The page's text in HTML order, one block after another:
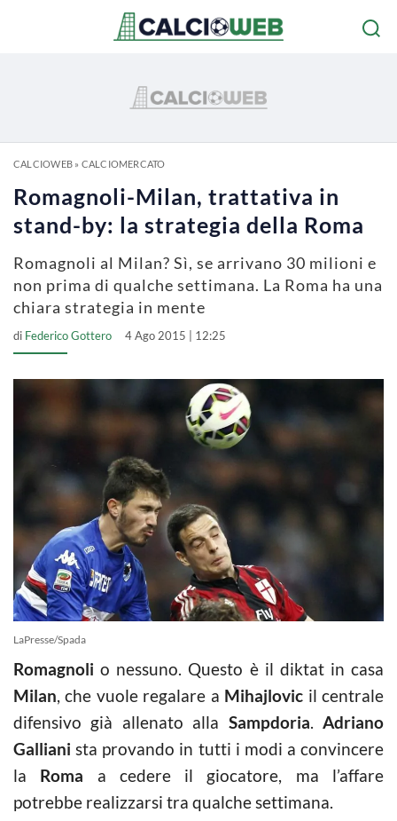
CALCIOWEB» CALCIOMERCATO
Romagnoli-Milan, trattativa in
stand-by: la strategia della Roma
Romagnoli al Milan? Sì, se arrivano 30 milioni e
non prima di qualche settimana. La Roma ha una
chiara strategia in mente
di Federico Gottero 4 Ago 2015 | 12:25
LaPresse/Spada
Romagnoli o nessuno. Questo è il diktat in casa
Milan, che vuole regalare a Mihajlovic il centrale
difensivo già allenato alla Sampdoria.Adriano
Galliani sta provando in tutti i modi a convincere
la Roma a cedere il giocatore, ma l’affare
potrebbe realizzarsi tra qualche settimana.